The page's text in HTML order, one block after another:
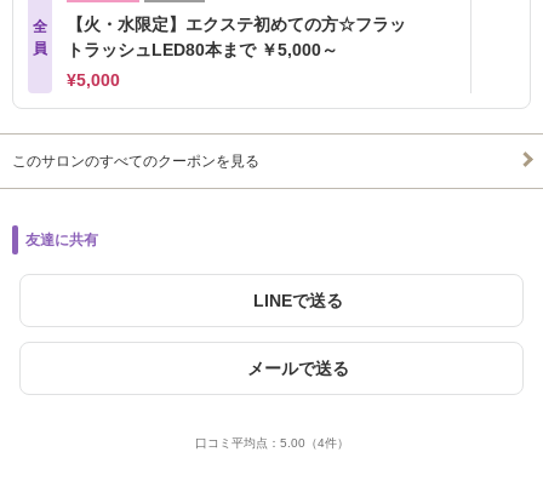
全
員
【火・水限定】エクステ初めての方☆フラッ
トラッシュLED80本まで ￥5,000～
¥5,000
このサロンのすべてのクーポンを見る
友達に共有
LINEで送る
メールで送る
口コミ平均点： 5.00 （4件）